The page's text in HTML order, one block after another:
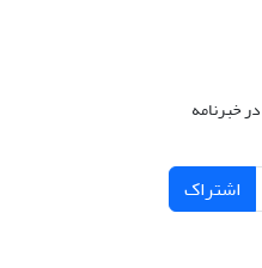
خبرنامه
اشتراک